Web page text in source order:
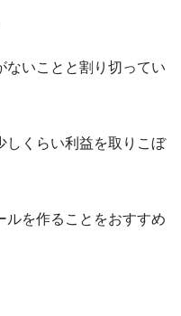
ないことと割り切ってい
しくらい利益を取りこぼ
ルを作ることをおすすめ